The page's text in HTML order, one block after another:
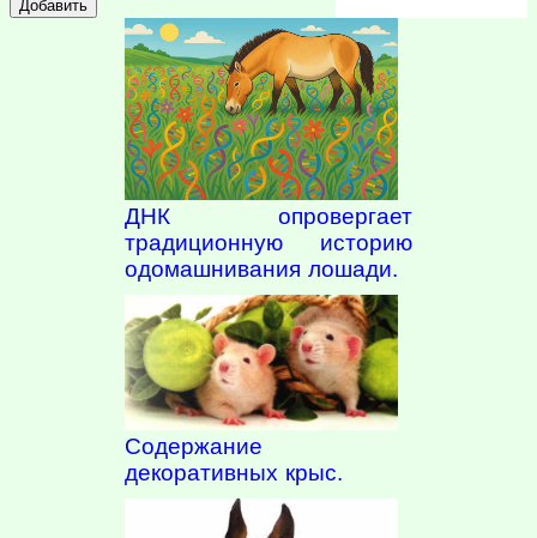
ДНК опровергает
традиционную историю
одомашнивания лошади.
Содержание
декоративных крыс.